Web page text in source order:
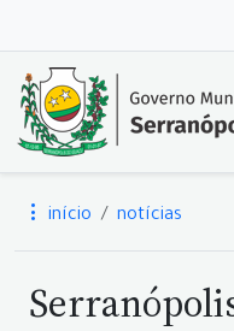
início notícias